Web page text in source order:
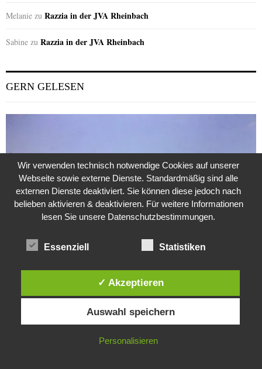
Melanie zu Razzia in der JVA Rheinbach
Sabine zu Razzia in der JVA Rheinbach
GERN GELESEN
Weitere Suche nach der Identität der Isdal-Frau –
Diese Website verwendet Cookies. Durch die weitere Nutzung dieser
Website stimmst du der Verwendung von Cookies zu.
IN ORDNUNG
Wir verwenden technisch notwendige Cookies auf unserer
Webseite sowie externe Dienste. Standardmäßig sind alle
externen Dienste deaktiviert. Sie können diese jedoch nach
belieben aktivieren & deaktivieren. Für weitere Informationen
lesen Sie unsere Datenschutzbestimmungen.
Essenziell Statistiken
✓ Akzeptieren
Auswahl speichern
Personalisieren